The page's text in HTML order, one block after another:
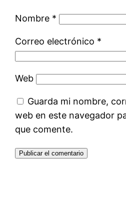
Nombre *
Correo electrónico *
Web
Guarda mi nombre,
web en este navegador
que comente.